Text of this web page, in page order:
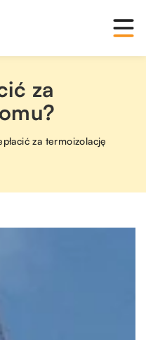
za
za termoizolację